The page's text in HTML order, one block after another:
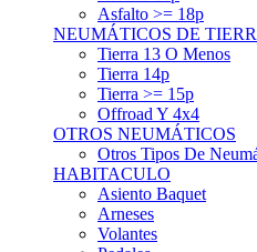
NEUMÁTICOS DE
Tierra 13 O Menos
Tierra 14p
Tierra >= 15p
Offroad Y 4x4
OTROS NEUMÁTICOS
Otros Tipos De
HABITACULO
Asiento Baquet
Arneses
Volantes
Pedales
Extinción